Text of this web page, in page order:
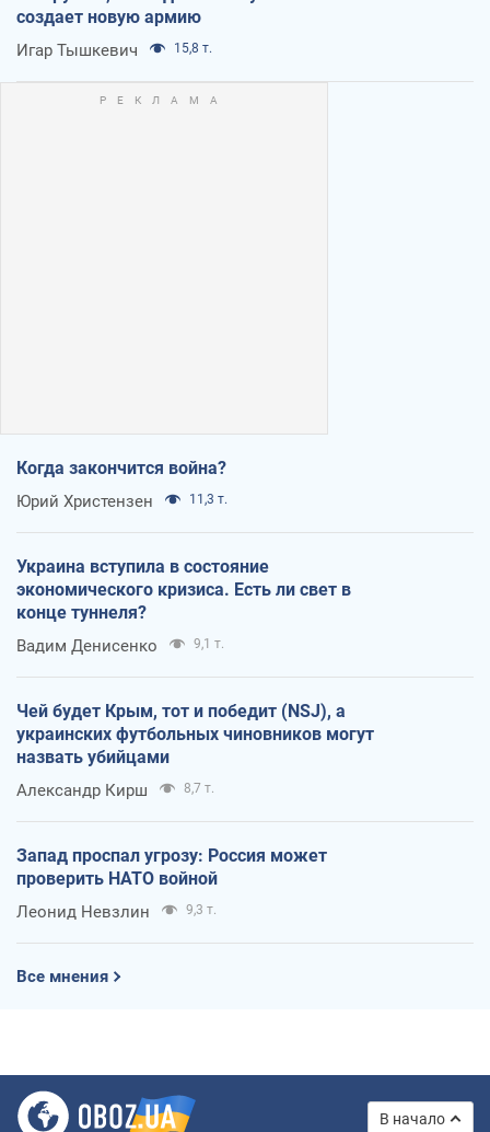
создает новую армию
Игар Тышкевич 15,8 т.
Когда закончится война?
Юрий Христензен 11,3 т.
Украина вступила в состояние
экономического кризиса. Есть ли свет в
конце туннеля?
Вадим Денисенко 9,1 т.
Чей будет Крым, тот и победит (NSJ), а
украинских футбольных чиновников могут
назвать убийцами
Александр Кирш 8,7 т.
Запад проспал угрозу: Россия может
проверить НАТО войной
Леонид Невзлин 9,3 т.
Все мнения
В начало